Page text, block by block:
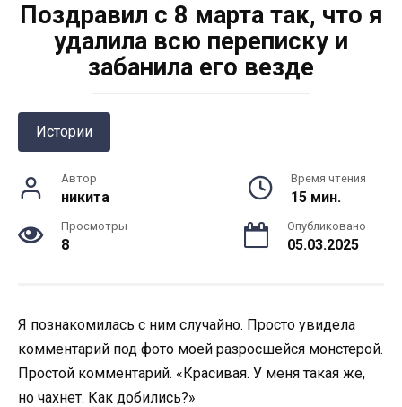
Поздравил с 8 марта так, что я
удалила всю переписку и
забанила его везде
Истории
Автор
никита
Время чтения
15 мин.
Просмотры
8
Опубликовано
05.03.2025
Я познакомилась с ним случайно. Просто увидела
комментарий под фото моей разросшейся монстерой.
Простой комментарий. «Красивая. У меня такая же,
но чахнет. Как добились?»